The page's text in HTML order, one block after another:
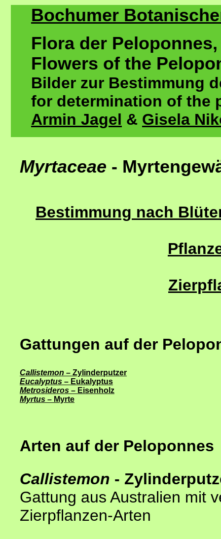
Bochumer
Flora der
Flowers of the
Bilder zur Bestimmung
for determination of the
Armin Jagel & Gisela
Myrtaceae -
Bestimmung nach
Gattungen auf der
Callistemon – Zylinderputzer
Eucalyptus – Eukalyptus
Metrosideros – Eisenholz
Myrtus – Myrte
Arten auf der Peloponnes
Callistemon -
Gattung aus Australien mit
Zierpflanzen-Arten